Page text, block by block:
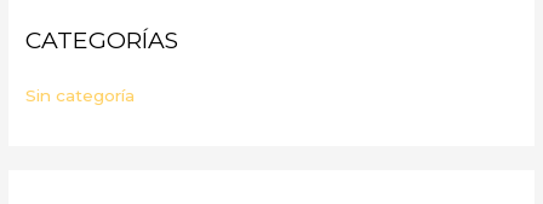
CATEGORÍAS
Sin categoría